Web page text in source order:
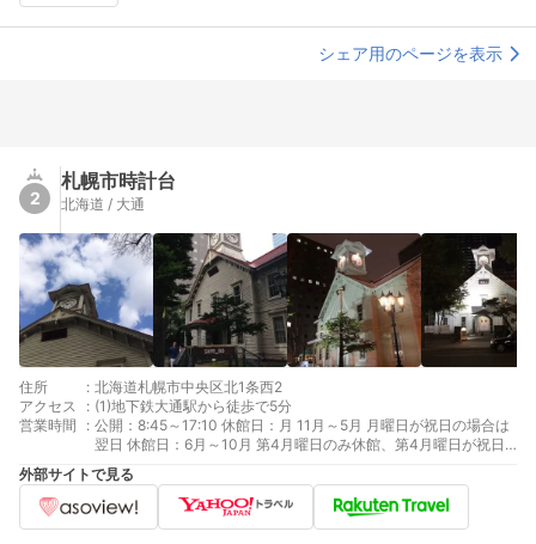
シェア用のページを表示
2
札幌市時計台
北海道 / 大通
住所 : 北海道札幌市中央区北1条西2
アクセス
: (1)地下鉄大通駅から徒歩で5分
営業時間
: 公開：8:45～17:10 休館日：月 11月～5月 月曜日が祝日の場合は
翌日 休館日：6月～10月 第4月曜日のみ休館、第4月曜日が祝日
の場合は翌日 休館日：年末年始
外部サイトで見る